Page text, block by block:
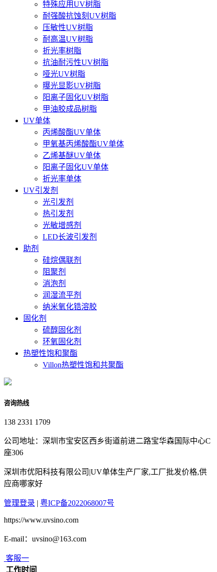
特殊应用UV树脂
耐强酸抗蚀刻UV树脂
压敏性UV树脂
耐高温UV树脂
折光率树脂
抗油耐污性UV树脂
哑光UV树脂
曝光显影UV树脂
阳离子固化UV树脂
甲油胶成品树脂
UV单体
丙烯酸酯UV单体
甲氧基丙烯酸酯UV单体
乙烯基醚UV单体
阳离子固化UV单体
折光率单体
UV引发剂
光引发剂
热引发剂
光敏增感剂
LED长波引发剂
助剂
硅烷偶联剂
阻聚剂
消泡剂
润湿流平剂
纳米氧化锆溶胶
固化剂
硫醇固化剂
环氧固化剂
热塑性饱和聚酯
Villon热塑性饱和共聚酯
咨询热线
138 2331 1709
公司地址：深圳市宝安区西乡街道前进二路宝华森国际中心C
座306
深圳市优阳科技有限公司|UV单体生产厂家,工厂批发价格,供
应商哪家好
管理登录 | 粤ICP备2022068007号
https://www.uvsino.com
E-mail：uvsino@163.com
客服一
工作时间